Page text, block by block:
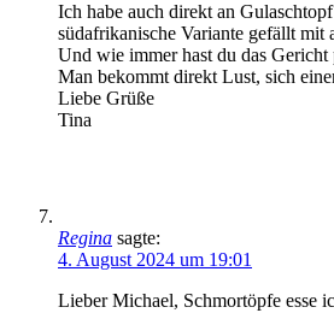
Ich habe auch direkt an
südafrikanische Variante gefällt mit
Und wie immer hast du das Gericht
Man bekommt direkt Lust, sich
Liebe Grüße
Tina
Regina sagte:
4. August 2024 um 19:01
Lieber Michael, Schmortöpfe esse